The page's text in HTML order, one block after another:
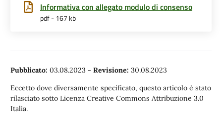
Informativa con allegato modulo di consenso
pdf - 167 kb
Pubblicato: 03.08.2023 - Revisione: 30.08.2023
Eccetto dove diversamente specificato, questo articolo è stato
rilasciato sotto Licenza Creative Commons Attribuzione 3.0
Italia.